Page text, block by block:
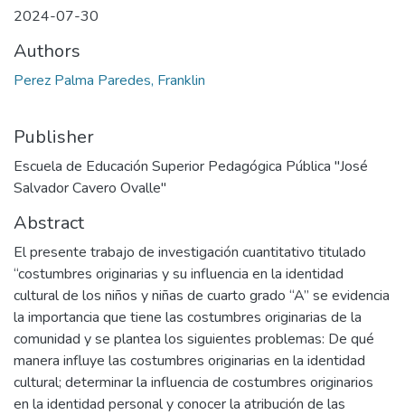
2024-07-30
Authors
Perez Palma Paredes, Franklin
Publisher
Escuela de Educación Superior Pedagógica Pública "José
Salvador Cavero Ovalle"
Abstract
El presente trabajo de investigación cuantitativo titulado
“costumbres originarias y su influencia en la identidad
cultural de los niños y niñas de cuarto grado “A” se evidencia
la importancia que tiene las costumbres originarias de la
comunidad y se plantea los siguientes problemas: De qué
manera influye las costumbres originarias en la identidad
cultural; determinar la influencia de costumbres originarios
en la identidad personal y conocer la atribución de las